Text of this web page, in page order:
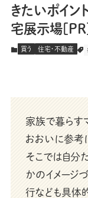
きたいポイン
宅展示場
買う 住宅・不動産
家族で暮らす
おおいに参考
そこでは自分
かのイメージ
行なども具体